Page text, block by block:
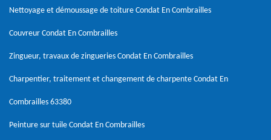
Nettoyage et démoussage de toiture Condat En Combrailles
Couvreur Condat En Combrailles
Zingueur, travaux de zingueries Condat En Combrailles
Charpentier, traitement et changement de charpente Condat En
Combrailles 63380
Peinture sur tuile Condat En Combrailles